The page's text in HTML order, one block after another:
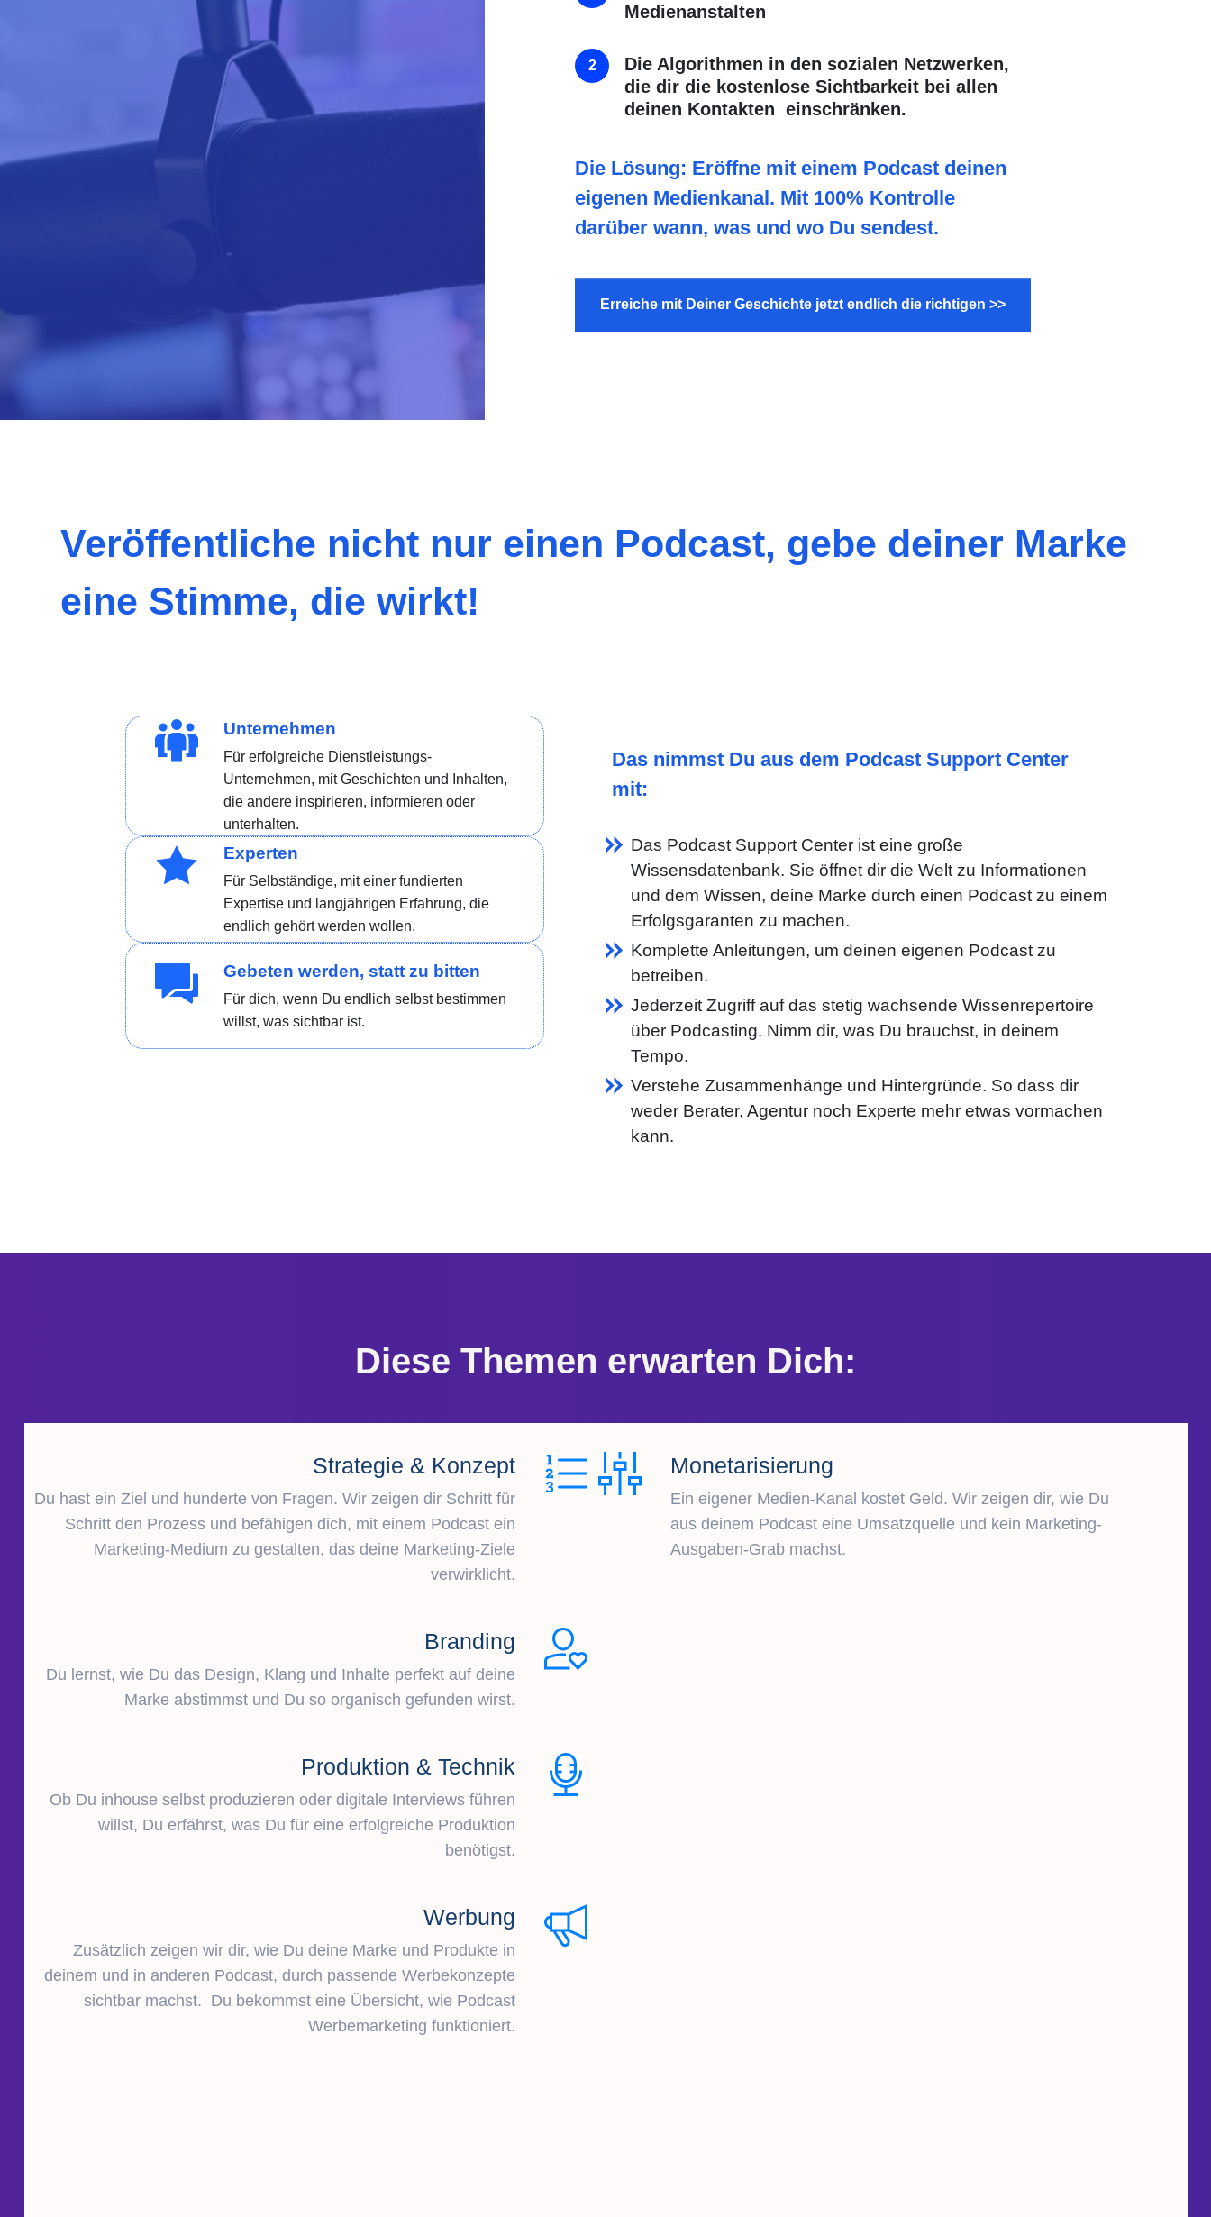
Medienanstalten
Die Algorithmen in den sozialen Netzwerken,
die dir die kostenlose Sichtbarkeit bei allen
deinen Kontakten einschränken.
Die Lösung: Eröffne mit einem Podcast deinen
eigenen Medienkanal. Mit 100% Kontrolle
darüber wann, was und wo Du sendest.
Erreiche mit Deiner Geschichte jetzt endlich die richtigen >>
Veröffentliche nicht nur einen Podcast, gebe deiner Marke
eine Stimme, die wirkt!
Unternehmen
Für erfolgreiche Dienstleistungs-
Unternehmen, mit Geschichten und Inhalten,
die andere inspirieren, informieren oder
unterhalten.
Experten
Für Selbständige, mit einer fundierten
Expertise und langjährigen Erfahrung, die
endlich gehört werden wollen.
Gebeten werden, statt zu bitten
Für dich, wenn Du endlich selbst bestimmen
willst, was sichtbar ist.
Das nimmst Du aus dem Podcast Support Center
mit:
Das Podcast Support Center ist eine große
Wissensdatenbank. Sie öffnet dir die Welt zu Informationen
und dem Wissen, deine Marke durch einen Podcast zu einem
Erfolgsgaranten zu machen.
Komplette Anleitungen, um deinen eigenen Podcast zu
betreiben.
Jederzeit Zugriff auf das stetig wachsende Wissenrepertoire
über Podcasting. Nimm dir, was Du brauchst, in deinem
Tempo.
Verstehe Zusammenhänge und Hintergründe. So dass dir
weder Berater, Agentur noch Experte mehr etwas vormachen
kann.
Diese Themen erwarten Dich:
Strategie & Konzept
Du hast ein Ziel und hunderte von Fragen. Wir zeigen dir Schritt für
Schritt den Prozess und befähigen dich, mit einem Podcast ein
Marketing-Medium zu gestalten, das deine Marketing-Ziele
verwirklicht.
Branding
Du lernst, wie Du das Design, Klang und Inhalte perfekt auf deine
Marke abstimmst und Du so organisch gefunden wirst.
Produktion & Technik
Ob Du inhouse selbst produzieren oder digitale Interviews führen
willst, Du erfährst, was Du für eine erfolgreiche Produktion
benötigst.
Werbung
Zusätzlich zeigen wir dir, wie Du deine Marke und Produkte in
deinem und in anderen Podcast, durch passende Werbekonzepte
sichtbar machst. Du bekommst eine Übersicht, wie Podcast
Werbemarketing funktioniert.
Monetarisierung
Ein eigener Medien-Kanal kostet Geld. Wir zeigen dir, wie Du
aus deinem Podcast eine Umsatzquelle und kein Marketing-
Ausgaben-Grab machst.